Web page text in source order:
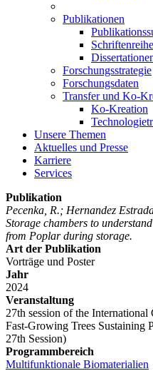
Publikationen
Forschungsstrategie
Forschungsdaten
Transfer und Ko-
Ko-Kreation
Unsere Themen
Aktuelles und Presse
Karriere
Services
Publikation
Pecenka, R.; Hernandez
Storage chambers to
from Poplar during storage.
Art der Publikation
Vorträge und Poster
Jahr
2024
Veranstaltung
27th session of the
Fast-Growing Trees Sustaining
27th Session)
Programmbereich
Multifunktionale Biomaterialien